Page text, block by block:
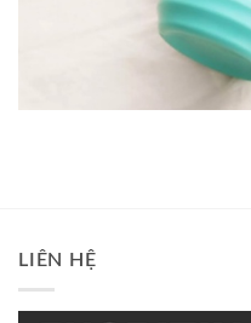
LIÊN HỆ